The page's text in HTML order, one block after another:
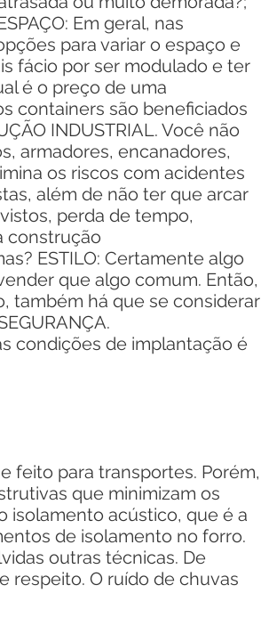
Em geral, nas
para variar o espaço e
fácio por ser modulado e ter
é o preço de uma
containers são beneficiados
INDUSTRIAL. Você não
armadores, encanadores,
os riscos com acidentes
além de não ter que arcar
perda de tempo,
construção
ESTILO: Certamente algo
que algo comum. Então,
também há que se considerar
condições de implantação é
para transportes. Porém,
que minimizam os
isolamento acústico, que é a
de isolamento no forro.
outras técnicas. De
respeito. O ruído de chuvas